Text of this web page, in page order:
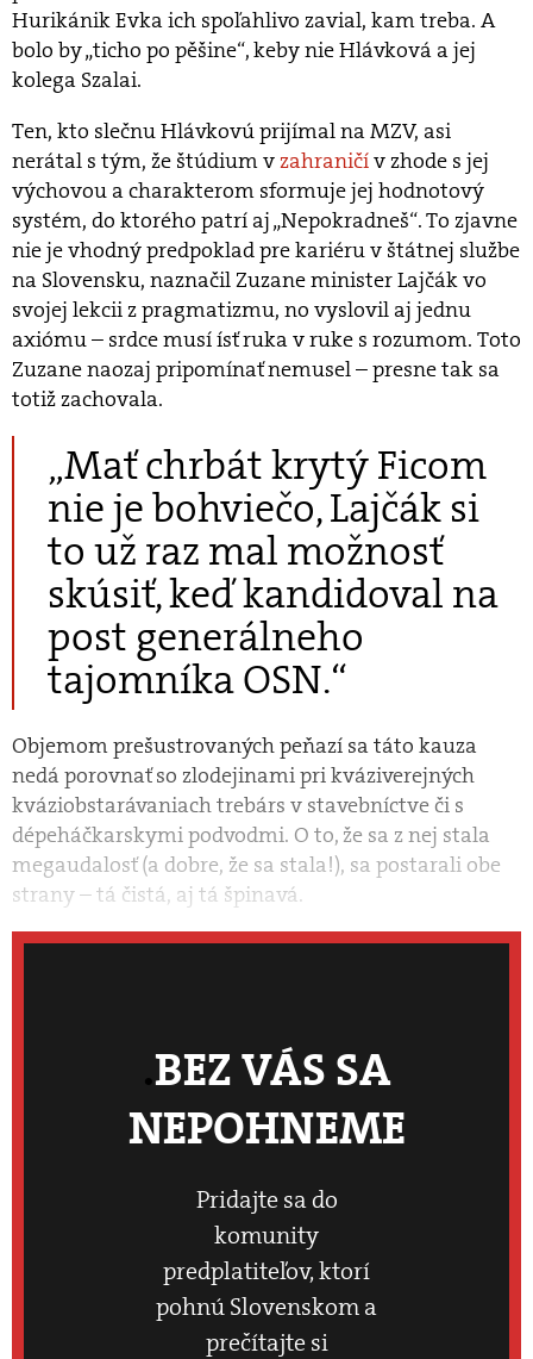
Hurikánik Evka ich spoľahlivo zavial, kam treba. A
bolo by „ticho po pěšine“, keby nie Hlávková a jej
kolega Szalai.
Ten, kto slečnu Hlávkovú prijímal na MZV, asi
nerátal s tým, že štúdium vzahraničív zhode s jej
výchovou a charakterom sformuje jej hodnotový
systém, do ktorého patrí aj „Nepokradneš“. To zjavne
nie je vhodný predpoklad pre kariéru v štátnej službe
na Slovensku, naznačil Zuzane minister Lajčák vo
svojej lekcii z pragmatizmu, no vyslovil aj jednu
axiómu – srdce musí ísť ruka v ruke s rozumom. Toto
Zuzane naozaj pripomínať nemusel – presne tak sa
totiž zachovala.
„Mať chrbát krytý Ficom
nie je bohviečo, Lajčák si
to už raz mal možnosť
skúsiť, keď kandidoval na
post generálneho
tajomníka OSN.“
Objemom prešustrovaných peňazí sa táto kauza
nedá porovnať so zlodejinami pri kváziverejných
kváziobstarávaniach trebárs v stavebníctve či s
dépeháčkarskymi podvodmi. O to, že sa z nej stala
megaudalosť (a dobre, že sa stala!), sa postarali obe
strany – tá čistá, aj tá špinavá.
BEZ VÁS SA
NEPOHNEME
Pridajte sa do
komunity
predplatiteľov, ktorí
pohnú Slovenskom a
prečítajte si